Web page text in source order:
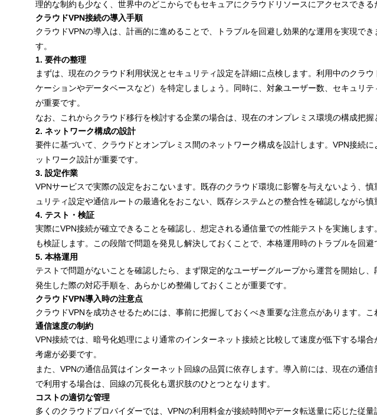
理的な制約も少なく、世界中のどこからでもセキュアにクラウドリソースにアクセスでき
クラウドVPN接続の導入手順
クラウドVPNの導入は、計画的に進めることで、トラブルを回避し効果的な運用を実現で
す。
1. 要件の整理
まずは、現在のクラウド利用状況とセキュリティ設定を詳細に点検します。利用中のクラ
ケーションやデータベースなど）を特定しましょう。同時に、対象ユーザー数、セキュリ
が重要です。
なお、これからクラウド移行を検討する企業の場合は、現在のオンプレミス環境の構成把
2. ネットワーク構成の設計
要件に基づいて、クラウドとオンプレミス間のネットワーク構成を設計します。VPN接続
ットワーク設計が重要です。
3. 設定作業
VPNサービスで実際の設定をおこないます。既存のクラウド環境に影響を与えないよう、
ュリティ設定や通信ルートの最適化をおこない、既存システムとの整合性を確認しながら慎
4. テスト・検証
実際にVPN接続が確立できることを確認し、想定される通信量での性能テストを実施しま
も検証します。この段階で問題を発見し解決しておくことで、本格運用時のトラブルを回避
5. 本格運用
テストで問題がないことを確認したら、まず限定的なユーザーグループから運営を開始し
発生した際の対応手順を、あらかじめ整備しておくことが重要です。
クラウドVPN導入時の注意点
クラウドVPNを成功させるためには、事前に把握しておくべき重要な注意点があります。
通信速度の制約
VPN接続では、暗号化処理により通常のインターネット接続と比較して速度が低下する場
考慮が必要です。
また、VPNの通信品質はインターネット回線の品質に依存します。導入前には、現在の通
で利用する場合は、回線の冗長化も選択肢のひとつとなります。
コストの適切な管理
多くのクラウドプロバイダーでは、VPNの利用料金が接続時間やデータ転送量に応じた従